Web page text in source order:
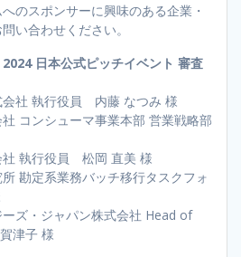
のスポンサーに興味のある企業・
い合わせください。
日本公式ピッチイベント 審査
会社 執行役員 内藤 なつみ 様
コンシューマ事業本部 営業戦略部
社 執行役員 松岡 直美 様
勘定系業務バッチ移行タスクフォ
ーズ・ジャパン株式会社 Head of
津子 様